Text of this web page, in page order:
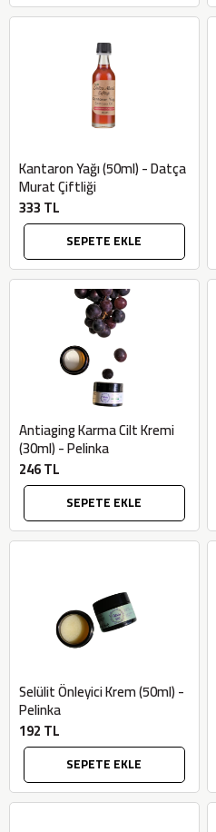
Kantaron Yağı (50ml) - Datça
Murat Çiftliği
333 TL
SEPETE EKLE
Antiaging Karma Cilt Kremi
(30ml) - Pelinka
246 TL
SEPETE EKLE
Selülit Önleyici Krem (50ml) -
Pelinka
192 TL
SEPETE EKLE